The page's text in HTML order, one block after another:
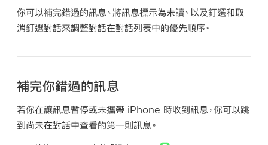
你可以補完錯過的訊息、將訊息標示為未讀、以及釘選和取
消釘選對話來調整對話在對話列表中的優先順序。
補完你錯過的訊息
若你在讓訊息暫停或未攜帶 iPhone 時收到訊息，你可以跳
到尚未在對話中查看的第一則訊息。